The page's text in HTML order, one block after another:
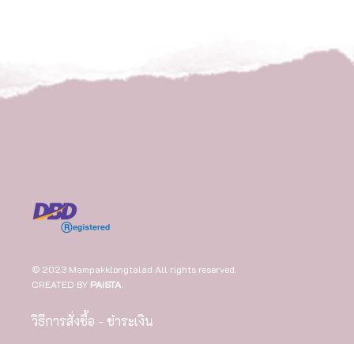
© 2023 Mampakklongtalad All rights reserved.
CREATED BY PAISTA.
วิธีการสั่งซื้อ - ชำระเงิน